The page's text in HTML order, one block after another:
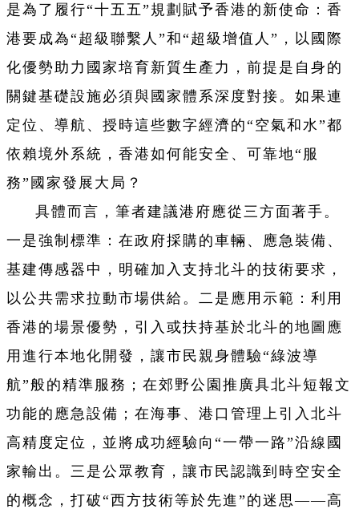
是為了履行“十五五”規劃賦予香港的新使命：香
港要成為“超級聯繫人”和“超級增值人”，以國際
化優勢助力國家培育新質生產力，前提是自身的
關鍵基礎設施必須與國家體系深度對接。如果連
定位、導航、授時這些數字經濟的“空氣和水”都
依賴境外系統，香港如何能安全、可靠地“服
務”國家發展大局？
具體而言，筆者建議港府應從三方面著手。
一是強制標準：在政府採購的車輛、應急裝備、
基建傳感器中，明確加入支持北斗的技術要求，
以公共需求拉動市場供給。二是應用示範：利用
香港的場景優勢，引入或扶持基於北斗的地圖應
用進行本地化開發，讓市民親身體驗“綠波導
航”般的精準服務；在郊野公園推廣具北斗短報文
功能的應急設備；在海事、港口管理上引入北斗
高精度定位，並將成功經驗向“一帶一路”沿線國
家輸出。三是公眾教育，讓市民認識到時空安全
的概念，打破“西方技術等於先進”的迷思——高